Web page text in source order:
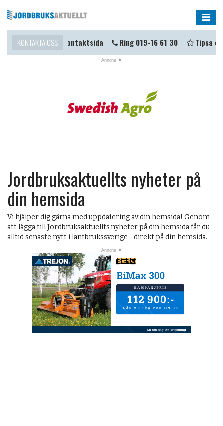
NYHETER
Tipsa om nyhet
Nyheter till din hemsida
Dagens nyheter
Veckans nyheter
Läsartoppen
RSS-flöde
OPINION
KALENDER
MARKNAD
PRENUMERERA
KONTAKTA OSS
i kontakt? Kontaktsida Ring 019-16 61 30 Tipsa oss
Jordbruksaktuellts nyheter på
din hemsida
Vi hjälper dig gärna med uppdatering av din hemsida! Genom
att lägga till Jordbruksaktuellts nyheter på din hemsida får du
alltid senaste nytt i lantbrukssverige - direkt på din hemsida.